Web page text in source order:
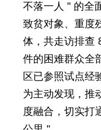
不落一人 " 的全
致贫对象、重度
体，共走访排查
件的困难群众全
区已参照试点经
为主动发现，推
度融合，切实打